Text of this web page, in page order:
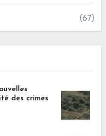
(67)
des crimes